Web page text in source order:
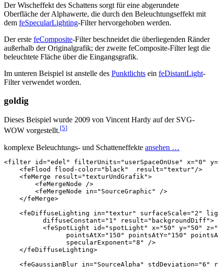
Der Wischeffekt des Schattens sorgt für eine abgerundete
Oberfläche der Alphawerte, die durch den Beleuchtungseffekt mit
dem feSpecularLighting-Filter hervorgehoben werden.
Der erste feComposite-Filter beschneidet die überliegenden Ränder
außerhalb der Originalgrafik; der zweite feComposite-Filter legt die
beleuchtete Fläche über die Eingangsgrafik.
Im unteren Beispiel ist anstelle des Punktlichts ein feDistantLight-
Filter verwendet worden.
goldig
Dieses Beispiel wurde 2009 von Vincent Hardy auf der SVG-
WOW vorgestellt.[5]
komplexe Beleuchtungs- und Schatteneffekte ansehen …
<filter id="edel" filterUnits="userSpaceOnUse" x="0"
y=
<feFlood
flood-color="black" result="textur" />
<feMerge
result="texturUndGrafik">
<feMergeNode
/>
<feMergeNode
in="SourceGraphic"
/>
</feMerge>
<feDiffuseLighting
in="textur" surfaceScale="2"
diffuseConstant="1" result="backgroundDiff">
<feSpotLight
id="spotLight" x="50" y="50" z=
pointsAtX="150" pointsAtY="150"
specularExponent="8"
/>
</feDiffuseLighting>
<feGaussianBlur in="SourceAlpha" stdDeviation="6"